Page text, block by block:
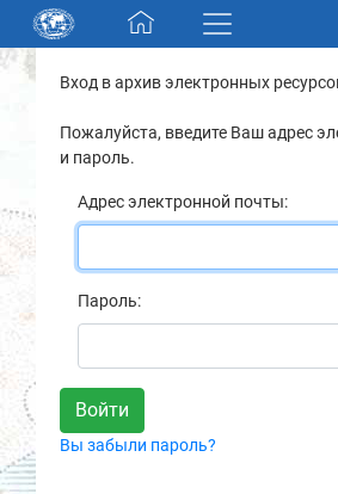
Skip navigation
Разделы и коллекции
Электронный каталог
Новости
О нас
Контакты
Партнеры
Вход в архив электронных
Пожалуйста, введите Ваш адрес
и пароль.
Адрес электронной почты:
Пароль:
Вы забыли пароль?